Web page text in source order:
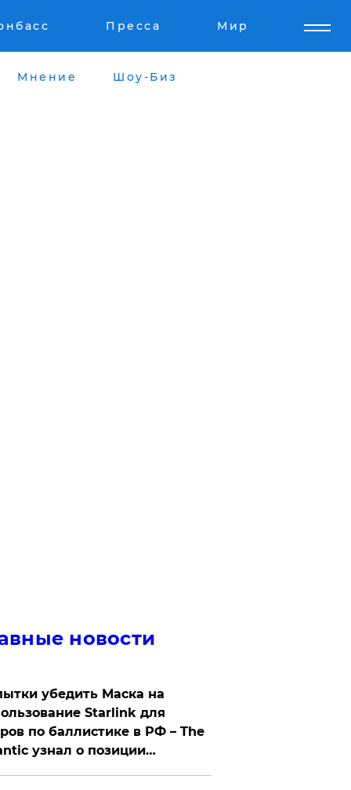
Пресса Мир
Мнение Шоу-Биз
новости
убедить Маска на
Starlink для
по баллистике в РФ – The
узнал о позиции